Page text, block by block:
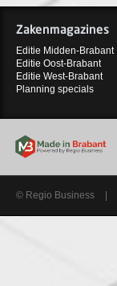
Zakenmagazines
Editie Midden-Brabant
Editie Oost-Brabant
Editie West-Brabant
Planning specials
© Regio Business